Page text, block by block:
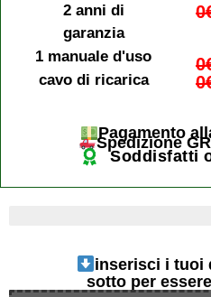
2 anni di
garanzia
1 manuale d'uso
cavo di ricarica
Pagamento
Spedizione
Soddisfatti
inserisci i tuoi
sotto per